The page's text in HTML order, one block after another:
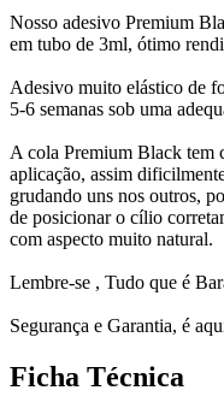
Nosso adesivo Premium
em tubo de 3ml, ótimo
Adesivo muito elástico de
5-6 semanas sob uma
A cola Premium Black tem
aplicação, assim
grudando uns nos outros,
de posicionar o cílio
com aspecto muito natural.
Lembre-se , Tudo que é
Segurança e Garantia, é
Ficha Técnica